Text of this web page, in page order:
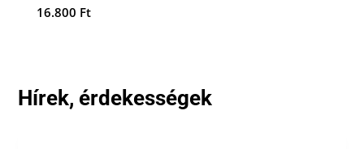
16.800 Ft
Hírek, érdekességek